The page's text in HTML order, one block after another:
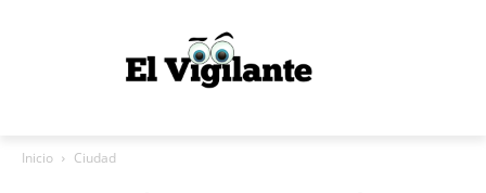
Inicio Ciudad